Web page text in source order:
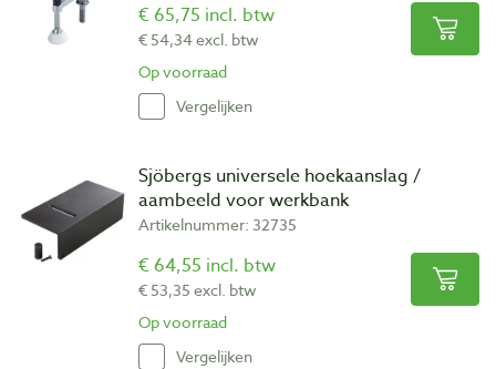
€ 65,75 incl. btw
€ 54,34 excl. btw
Op voorraad
Vergelijken
Sjöbergs universele hoekaanslag /
aambeeld voor werkbank
Artikelnummer: 32735
€ 64,55 incl. btw
€ 53,35 excl. btw
Op voorraad
Vergelijken